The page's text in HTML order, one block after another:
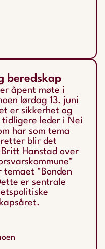
beredskap
åpent møte i
lørdag 13. juni
er sikkerhet og
tidligere leder i Nei
har som tema
blir det
Hanstad over
temaet "Bonden
er sentrale